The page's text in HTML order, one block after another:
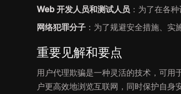
Web 开发人员和测试人员 ：为了在各
网络犯罪分子 ：为了规避安全措施、实
重要见解和要点
用户代理欺骗是一种灵活的技术，可用
户更高效地浏览互联网，同时保护自身